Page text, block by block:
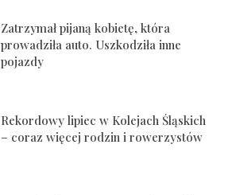
Zatrzymał pijaną kobietę, która
prowadziła auto. Uszkodziła inne
pojazdy
Rekordowy lipiec w Kolejach Śląskich
– coraz więcej rodzin i rowerzystów